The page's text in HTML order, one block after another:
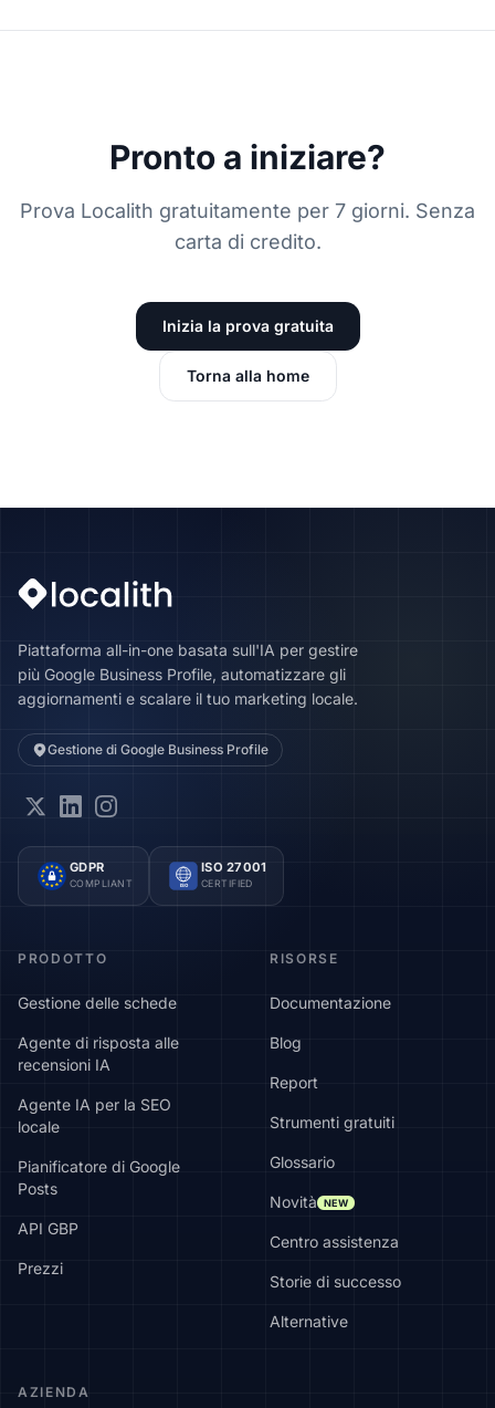
Pronto a iniziare?
Prova Localith gratuitamente per 7 giorni. Senza
carta di credito.
Inizia la prova gratuita
Torna alla home
Piattaforma all-in-one basata sull'IA per gestire
più Google Business Profile, automatizzare gli
aggiornamenti e scalare il tuo marketing locale.
Gestione di Google Business Profile
GDPR
COMPLIANT ISO
ISO 27001
CERTIFIED
PRODOTTO
Gestione delle schede
Agente di risposta alle
recensioni IA
Agente IA per la SEO
locale
Pianificatore di Google
Posts
API GBP
Prezzi
RISORSE
Documentazione
Blog
Report
Strumenti gratuiti
Glossario
Novità NEW
Centro assistenza
Storie di successo
Alternative
AZIENDA